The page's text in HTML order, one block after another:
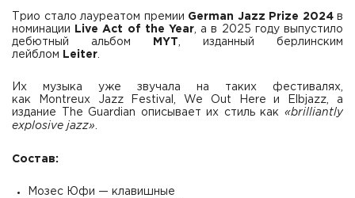
Трио стало лауреатом премии German Jazz Prize 2024в
номинации
Live Act of the Year, а в 2025 году выпустило
дебютный альбом
MYT , изданный берлинским
лейблом
Leiter.
Их музыка уже звучала на таких фестивалях,
как Montreux Jazz Festival, We Out Here и Elbjazz, а
издание The Guardian описывает их стиль как «brilliantly
explosive jazz».
Состав:
Мозес Юфи — клавишные